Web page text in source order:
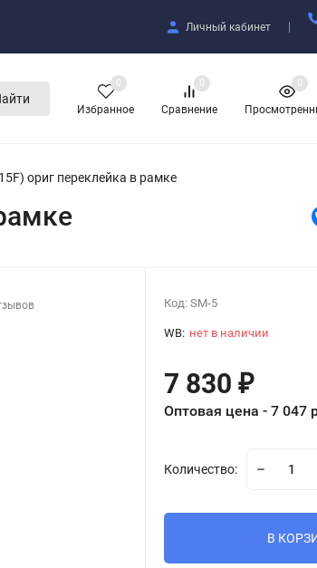
Личный кабинет
Избранное
0
Сравнение
0 0
ориг переклейка в рамке
Код: SM-5
WB: нет в наличии
7 830 ₽
Оптовая цена - 7 047
Количество:
В